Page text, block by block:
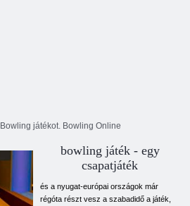
Bowling játékot. Bowling Online
bowling játék - egy
csapatjáték
és a nyugat-európai országok már
régóta részt vesz a szabadidő a játék,